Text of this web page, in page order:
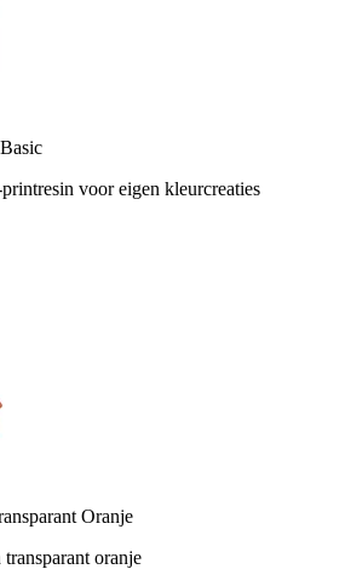
voor eigen kleurcreaties
Oranje
oranje